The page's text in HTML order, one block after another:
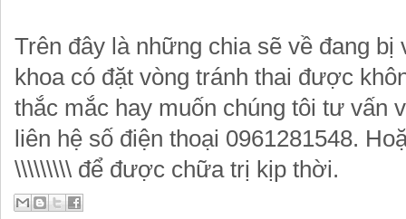
Trên đây là những chia sẽ về đang bị
khoa có đặt vòng tránh thai được
thắc mắc hay muốn chúng tôi tư vấn
liên hệ số điện thoại 0961281548.
\\\\\\\\\ để được chữa trị kịp thời.